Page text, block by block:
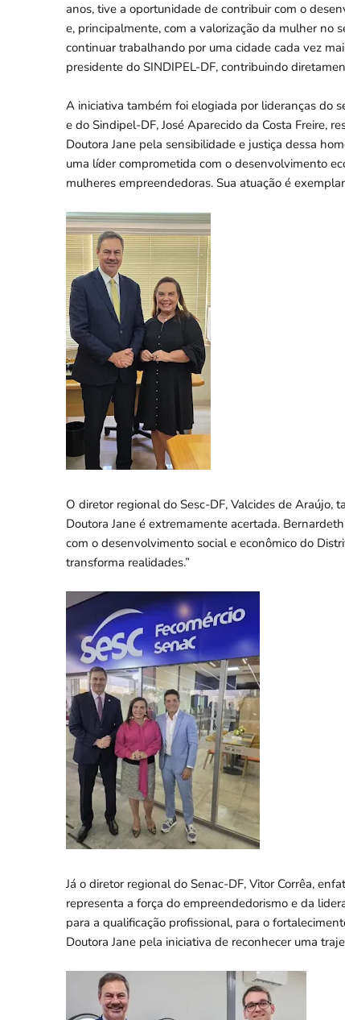
anos, tive a oportunidade de contribuir com o
e, principalmente, com a valorização da mulher no
continuar trabalhando por uma cidade cada vez
presidente do SINDIPEL-DF, contribuindo
A iniciativa também foi elogiada por lideranças do
e do Sindipel-DF, José Aparecido da Costa Freire,
Doutora Jane pela sensibilidade e justiça dessa
uma líder comprometida com o desenvolvimento
mulheres empreendedoras. Sua atuação é
O diretor regional do Sesc-DF, Valcides de Araújo,
Doutora Jane é extremamente acertada.
com o desenvolvimento social e econômico do
transforma realidades.”
Já o diretor regional do Senac-DF, Vitor Corrêa,
representa a força do empreendedorismo e da
para a qualificação profissional, para o
Doutora Jane pela iniciativa de reconhecer uma